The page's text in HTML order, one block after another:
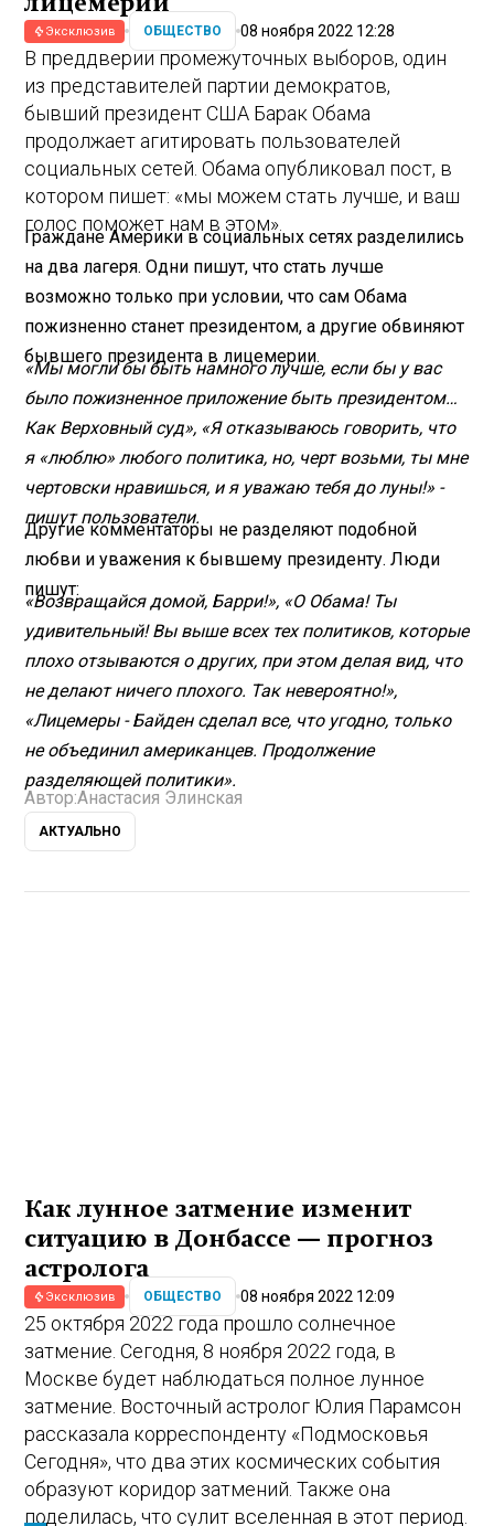
Эксклюзив ОБЩЕСТВО 08 ноября 2022 12:28
В преддверии промежуточных выборов, один
из представителей партии демократов,
бывший президент США Барак Обама
продолжает агитировать пользователей
социальных сетей. Обама опубликовал пост, в
котором пишет: «мы можем стать лучше, и ваш
голос поможет нам в этом».
Граждане Америки в социальных сетях разделились
на два лагеря. Одни пишут, что стать лучше
возможно только при условии, что сам Обама
пожизненно станет президентом, а другие обвиняют
бывшего президента в лицемерии.
«Мы могли бы быть намного лучше, если бы у вас
было пожизненное приложение быть президентом…
Как Верховный суд», «Я отказываюсь говорить, что
я «люблю» любого политика, но, черт возьми, ты мне
чертовски нравишься, и я уважаю тебя до луны!» -
пишут пользователи.
Другие комментаторы не разделяют подобной
любви и уважения к бывшему президенту. Люди
пишут:
«Возвращайся домой, Барри!», «О Обама! Ты
удивительный! Вы выше всех тех политиков, которые
плохо отзываются о других, при этом делая вид, что
не делают ничего плохого. Так невероятно!»,
«Лицемеры - Байден сделал все, что угодно, только
не объединил американцев. Продолжение
разделяющей политики».
Автор:Анастасия Элинская
АКТУАЛЬНО
Как лунное затмение изменит
ситуацию в Донбассе — прогноз
астролога
Эксклюзив ОБЩЕСТВО 08 ноября 2022 12:09
25 октября 2022 года прошло солнечное
затмение. Сегодня, 8 ноября 2022 года, в
Москве будет наблюдаться полное лунное
затмение. Восточный астролог Юлия Парамсон
рассказала корреспонденту «Подмосковья
Сегодня», что два этих космических события
образуют коридор затмений. Также она
поделилась, что сулит вселенная в этот период.